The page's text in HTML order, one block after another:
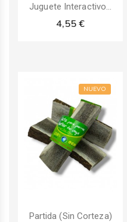
Juguete Interactivo...
4,55 €
NUEVO
Partida (Sin Corteza)